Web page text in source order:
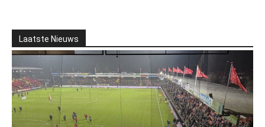
Laatste Nieuws